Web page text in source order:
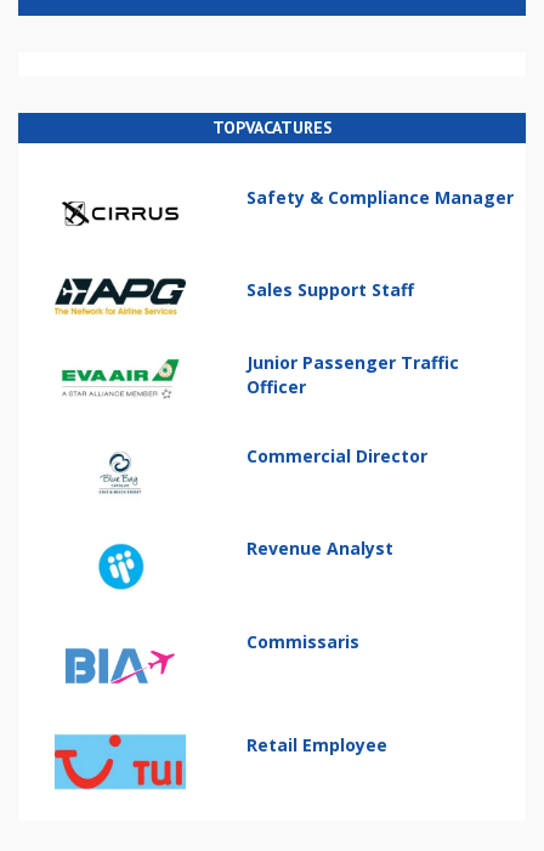
TOPVACATURES
Safety & Compliance Manager
Sales Support Staff
Junior Passenger Traffic
Officer
Commercial Director
Revenue Analyst
Commissaris
Retail Employee